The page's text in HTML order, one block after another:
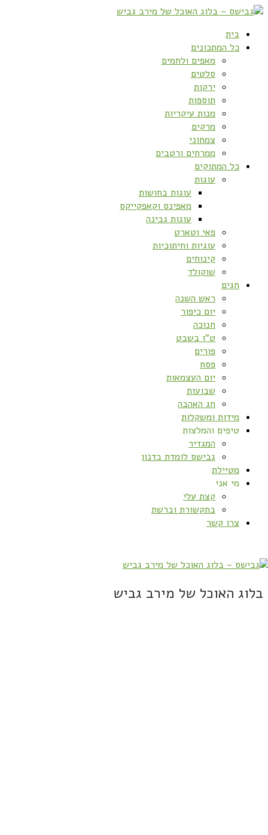
בית
כל המתכונים
מאפים ולחמים
סלטים
ירקות
תוספות
מנות עיקריות
מרקים
צמחוני
ממרחים ורטבים
כל המתוקים
עוגות
עוגות בחושות
מאפינס וקאפקייקס
עוגות גבינה
פאי וטארט
עוגיות וחיתוכיות
קינוחים
שוקולד
חגים
ראש השנה
יום כיפור
חנוכה
ט”ו בשבט
פורים
פסח
יום העצמאות
שבועות
חג האהבה
מידות ומשקלות
טיפים והמלצות
המגדיר
גבישס לומדת בדנון
מטיילת
מי אני
קצת עלי
בתקשורת וברשת
צרו קשר
בלוג האוכל של מירב גביש